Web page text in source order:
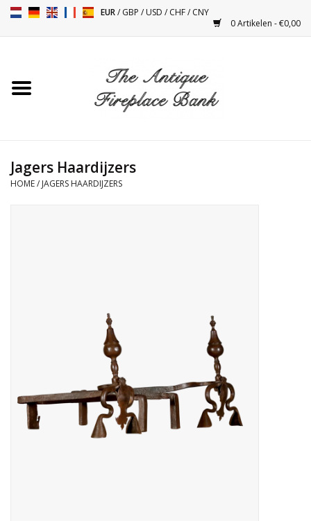
EUR/GBP /USD /CHF/CNY
0 Artikelen - €0,00
Toebehoren
Decoratieve Outdoor
Vloeren - Steen, Terra Cotta
& Marmer
Jagers Haardijzers
HOME/ JAGERS HAARDIJZERS